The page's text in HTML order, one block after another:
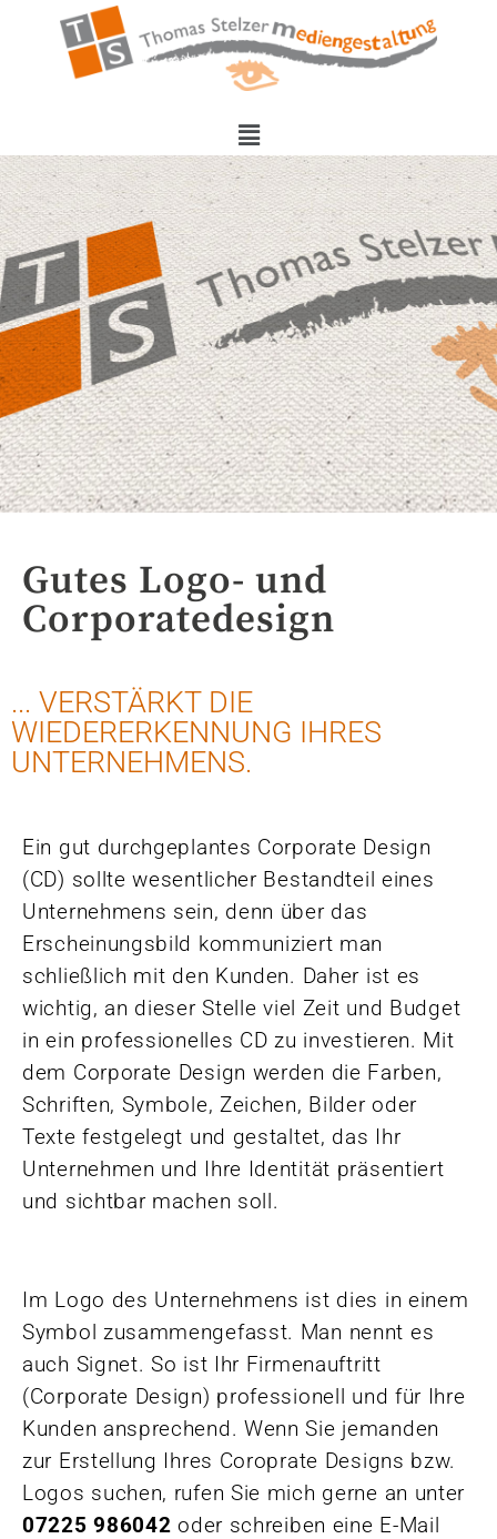
Gutes Logo- und
Corporatedesign
... VERSTÄRKT DIE
WIEDERERKENNUNG IHRES
UNTERNEHMENS.
Ein gut durchgeplantes Corporate Design
(CD) sollte wesentlicher Bestandteil eines
Unternehmens sein, denn über das
Erscheinungsbild kommuniziert man
schließlich mit den Kunden. Daher ist es
wichtig, an dieser Stelle viel Zeit und Budget
in ein professionelles CD zu investieren. Mit
dem Corporate Design werden die Farben,
Schriften, Symbole, Zeichen, Bilder oder
Texte festgelegt und gestaltet, das Ihr
Unternehmen und Ihre Identität präsentiert
und sichtbar machen soll.
Im Logo des Unternehmens ist dies in einem
Symbol zusammengefasst. Man nennt es
auch Signet. So ist Ihr Firmenauftritt
(Corporate Design) professionell und für Ihre
Kunden ansprechend. Wenn Sie jemanden
zur Erstellung Ihres Coroprate Designs bzw.
Logos suchen, rufen Sie mich gerne an unter
07225 986042 oder schreiben eine E-Mail